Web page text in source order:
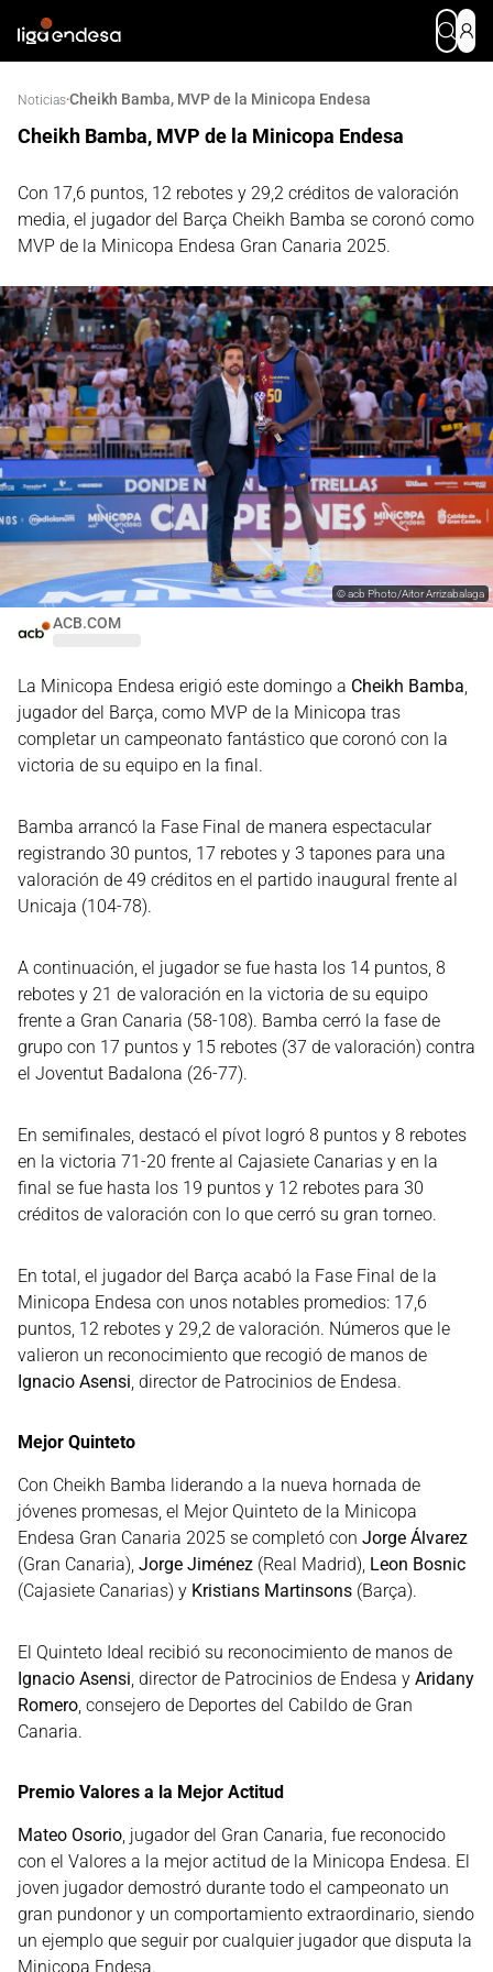
Noticias·Cheikh Bamba, MVP de la Minicopa Endesa
Cheikh Bamba, MVP de la Minicopa Endesa
Con 17,6 puntos, 12 rebotes y 29,2 créditos de valoración
media, el jugador del Barça Cheikh Bamba se coronó como
MVP de la Minicopa Endesa Gran Canaria 2025.
ACB.COM
©acb Photo/Aitor Arrizabalaga
La Minicopa Endesa erigió este domingo a Cheikh Bamba,
jugador del Barça, como MVP de la Minicopa tras
completar un campeonato fantástico que coronó con la
victoria de su equipo en la final.
Bamba arrancó la Fase Final de manera espectacular
registrando 30 puntos, 17 rebotes y 3 tapones para una
valoración de 49 créditos en el partido inaugural frente al
Unicaja (104-78).
A continuación, el jugador se fue hasta los 14 puntos, 8
rebotes y 21 de valoración en la victoria de su equipo
frente a Gran Canaria (58-108). Bamba cerró la fase de
grupo con 17 puntos y 15 rebotes (37 de valoración) contra
el Joventut Badalona (26-77).
En semifinales, destacó el pívot logró 8 puntos y 8 rebotes
en la victoria 71-20 frente al Cajasiete Canarias y en la
final se fue hasta los 19 puntos y 12 rebotes para 30
créditos de valoración con lo que cerró su gran torneo.
En total, el jugador del Barça acabó la Fase Final de la
Minicopa Endesa con unos notables promedios: 17,6
puntos, 12 rebotes y 29,2 de valoración. Números que le
valieron un reconocimiento que recogió de manos de
Ignacio Asensi, director de Patrocinios de Endesa.
Mejor Quinteto
Con Cheikh Bamba liderando a la nueva hornada de
jóvenes promesas, el Mejor Quinteto de la Minicopa
Endesa Gran Canaria 2025 se completó con Jorge Álvarez
(Gran Canaria), Jorge Jiménez (Real Madrid), Leon Bosnic
(Cajasiete Canarias) y Kristians Martinsons (Barça).
El Quinteto Ideal recibió su reconocimiento de manos de
Ignacio Asensi, director de Patrocinios de Endesa y Aridany
Romero, consejero de Deportes del Cabildo de Gran
Canaria.
Premio Valores a la Mejor Actitud
Mateo Osorio, jugador del Gran Canaria, fue reconocido
con el Valores a la mejor actitud de la Minicopa Endesa. El
joven jugador demostró durante todo el campeonato un
gran pundonor y un comportamiento extraordinario, siendo
un ejemplo que seguir por cualquier jugador que disputa la
Minicopa Endesa.